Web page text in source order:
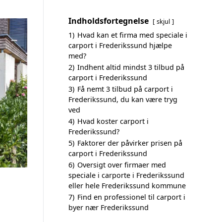
Indholdsfortegnelse skjul
1) Hvad kan et firma med speciale i
carport i Frederikssund hjælpe
med?
2) Indhent altid mindst 3 tilbud på
carport i Frederikssund
3) Få nemt 3 tilbud på carport i
Frederikssund, du kan være tryg
ved
4) Hvad koster carport i
Frederikssund?
5) Faktorer der påvirker prisen på
carport i Frederikssund
6) Oversigt over firmaer med
speciale i carporte i Frederikssund
eller hele Frederikssund kommune
7) Find en professionel til carport i
byer nær Frederikssund